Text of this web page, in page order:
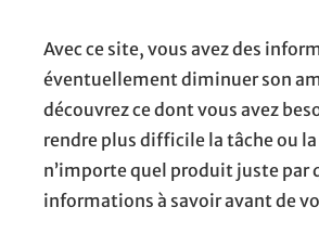
Avec ce site, vous avez des
éventuellement diminuer son
découvrez ce dont vous avez
rendre plus difficile la tâche ou
n’importe quel produit juste par
informations à savoir avant de